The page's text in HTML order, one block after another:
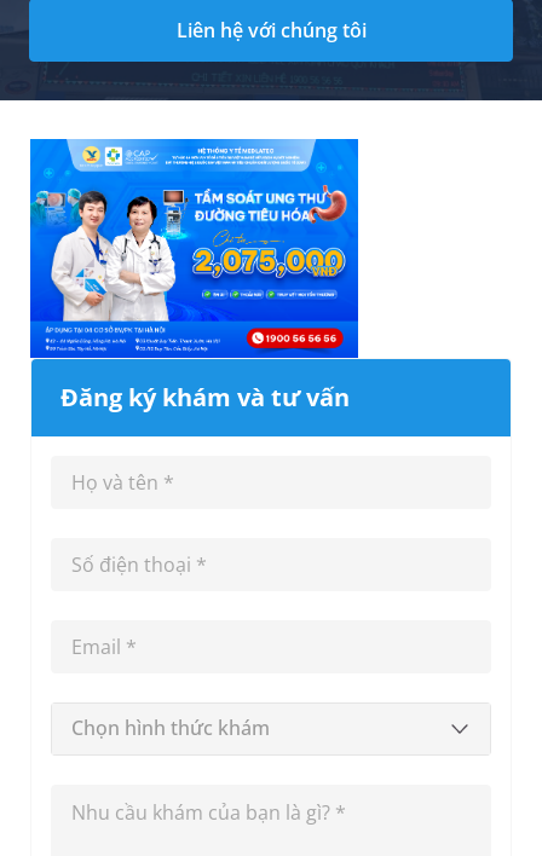
Liên hệ với chúng tôi
Đăng ký khám và tư vấn
Chọn hình thức khám